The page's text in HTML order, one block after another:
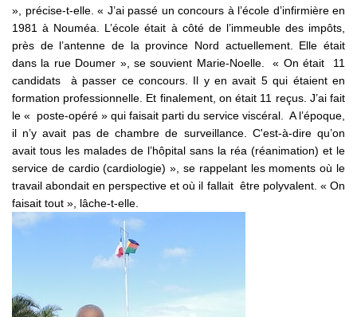
», précise-t-elle. « J’ai passé un concours à l’école d’infirmière en
1981 à Nouméa. L’école était à côté de l’immeuble des impôts,
près de l’antenne de la province Nord actuellement. Elle était
dans la rue Doumer », se souvient Marie-Noelle. « On était 11
candidats à passer ce concours. Il y en avait 5 qui étaient en
formation professionnelle. Et finalement, on était 11 reçus. J’ai fait
le « poste-opéré » qui faisait parti du service viscéral. A l’époque,
il n’y avait pas de chambre de surveillance. C'est-à-dire qu’on
avait tous les malades de l’hôpital sans la réa (réanimation) et le
service de cardio (cardiologie) », se rappelant les moments où le
travail abondait en perspective et où il fallait être polyvalent. « On
faisait tout », lâche-t-elle.